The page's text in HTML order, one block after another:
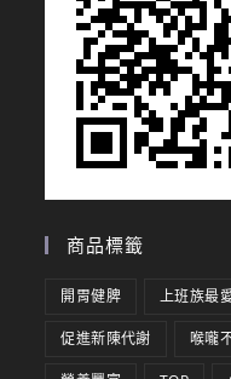
商品標籤
開胃健脾 上班族最
促進新陳代謝 喉嚨